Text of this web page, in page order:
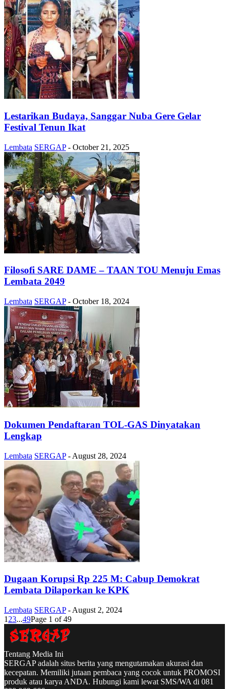
Lestarikan Budaya, Sanggar Nuba Gere Gelar
Festival Tenun Ikat
Lembata SERGAP - October 21, 2025
Filosofi SARE DAME – TAAN TOU Menuju Emas
Lembata 2049
Lembata SERGAP - October 18, 2024
Dokumen Pendaftaran TOL-GAS Dinyatakan
Lengkap
Lembata SERGAP - August 28, 2024
Dugaan Korupsi Rp 225 M: Cabup Demokrat
Lembata Dilaporkan ke KPK
Lembata SERGAP - August 2, 2024
1 23...49Page 1 of 49
Tentang Media Ini
SERGAP adalah situs berita yang mengutamakan akurasi dan
kecepatan. Memiliki jutaan pembaca yang cocok untuk PROMOSI
produk atau karya ANDA. Hubungi kami lewat SMS/WA di 081